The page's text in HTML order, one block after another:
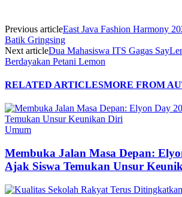
Previous articleEast Java Fashion Harmony
Batik Gringsing
Next articleDua Mahasiswa ITS Gagas
Berdayakan Petani Lemon
RELATED ARTICLESMORE FROM
Umum
Membuka Jalan Masa Depan:
Ajak Siswa Temukan Unsur